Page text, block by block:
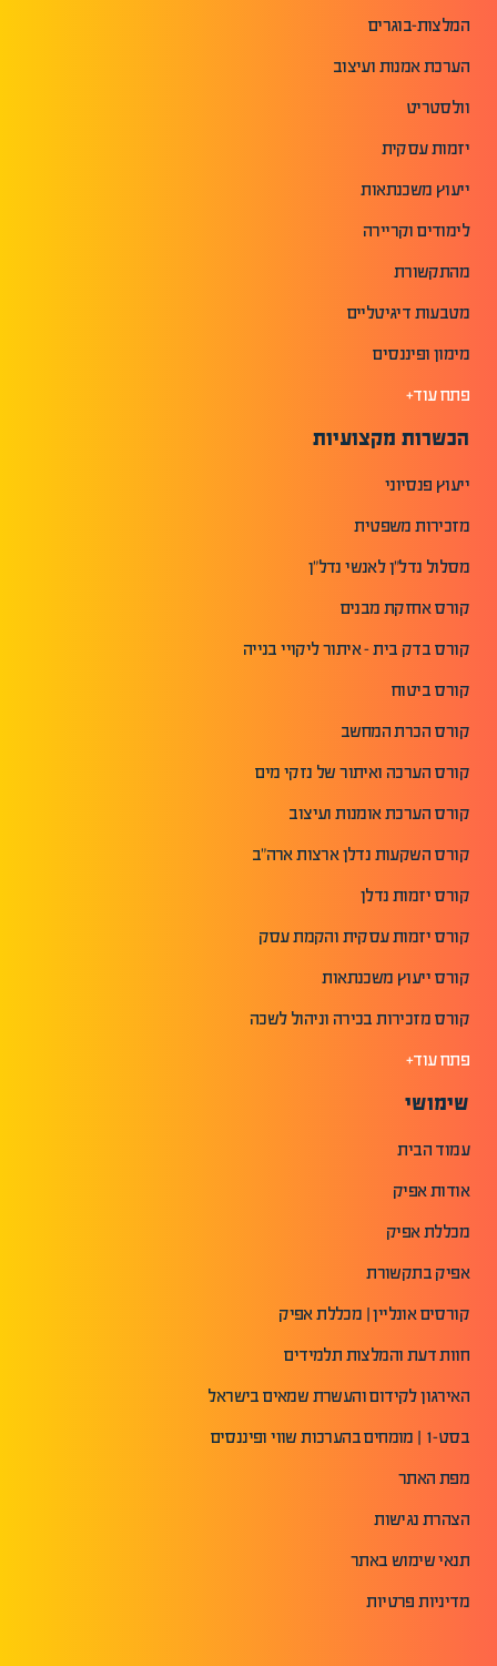
המלצות-בוגרים
הערכת אמנות ועיצוב
וולסטריט
יזמות עסקית
ייעוץ משכנתאות
לימודים וקריירה
מהתקשורת
מטבעות דיגיטליים
מימון ופיננסים
פתח עוד+
הכשרות מקצועיות
ייעוץ פנסיוני
מזכירות משפטית
מסלול נדל"ן לאנשי נדל"ן
קורס אחזקת מבנים
קורס בדק בית - איתור ליקויי בנייה
קורס ביטוח
קורס הכרת המחשב
קורס הערכה ואיתור של נזקי מים
קורס הערכת אומנות ועיצוב
קורס השקעות נדלן ארצות ארה"ב
קורס יזמות נדלן
קורס יזמות עסקית והקמת עסק
קורס ייעוץ משכנתאות
קורס מזכירות בכירה וניהול לשכה
פתח עוד+
שימושי
עמוד הבית
אודות אפיק
מכללת אפיק
אפיק בתקשורת
קורסים אונליין | מכללת אפיק
חוות דעת והמלצות תלמידים
האירגון לקידום והעשרת שמאים בישראל
בסט-1 | מומחים בהערכות שווי ופיננסים
מפת האתר
הצהרת נגישות
תנאי שימוש באתר
מדיניות פרטיות